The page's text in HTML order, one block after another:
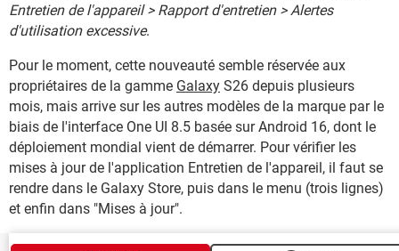
Entretien de l'appareil > Rapport d'entretien > Alertes
d'utilisation excessive.
Pour le moment, cette nouveauté semble réservée aux
propriétaires de la gamme Galaxy S26 depuis plusieurs
mois, mais arrive sur les autres modèles de la marque par le
biais de l'interface One UI 8.5 basée sur Android 16, dont le
déploiement mondial vient de démarrer. Pour vérifier les
mises à jour de l'application Entretien de l'appareil, il faut se
rendre dans le Galaxy Store, puis dans le menu (trois lignes)
et enfin dans "Mises à jour".